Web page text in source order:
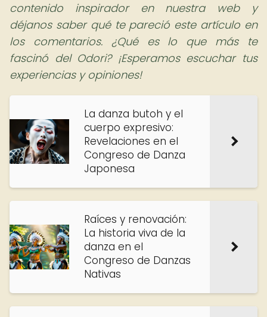
contenido inspirador en nuestra web y
déjanos saber qué te pareció este artículo en
los comentarios. ¿Qué es lo que más te
fascinó del Odori? ¡Esperamos escuchar tus
experiencias y opiniones!
La danza butoh y el
cuerpo expresivo:
Revelaciones en el
Congreso de Danza
Japonesa
Raíces y renovación:
La historia viva de la
danza en el
Congreso de Danzas
Nativas